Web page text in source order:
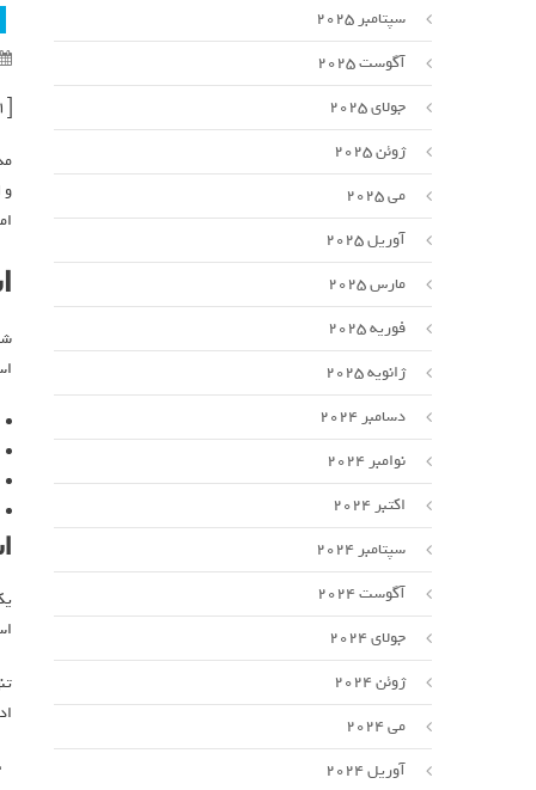
[ad_1]
سپتامبر 2025
آگوست 2025
جولای 2025
ژوئن 2025
می 2025
آوریل 2025
مارس 2025
فوریه 2025
ژانویه 2025
دسامبر 2024
نوامبر 2024
اکتبر 2024
سپتامبر 2024
آگوست 2024
جولای 2024
ژوئن 2024
می 2024
آوریل 2024